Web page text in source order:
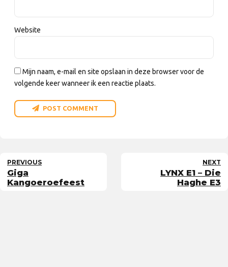
Website
Mijn naam, e-mail en site opslaan in deze browser voor de
volgende keer wanneer ik een reactie plaats.
POST COMMENT
PREVIOUS
Giga
Kangoeroefeest
NEXT
LYNX E1 – Die
Haghe E3